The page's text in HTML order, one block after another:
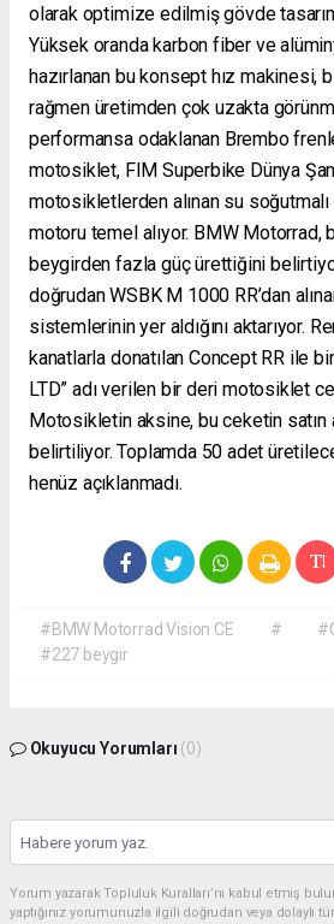
olarak optimize edilmiş gövde
Yüksek oranda karbon fiber ve
hazırlanan bu konsept hız makinesi,
rağmen üretimden çok uzakta
performansa odaklanan Brembo
motosiklet, FIM Superbike Dünya
motosikletlerden alınan su
motoru temel alıyor. BMW Motorrad,
beygirden fazla güç ürettiğini
doğrudan WSBK M 1000 RR’dan
sistemlerinin yer aldığını aktarıyor.
kanatlarla donatılan Concept RR ile
LTD” adı verilen bir deri motosiklet
Motosikletin aksine, bu ceketin satın
belirtiliyor. Toplamda 50 adet
henüz açıklanmadı.
#BMW Motorrad Vision CE #
#227 beygir
Okuyucu Yorumları (0)
Yorum yazarak Topluluk Kuralları’nı kabul etmiş
yaptığınız yorumunuzla ilgili doğrudan veya dolaylı